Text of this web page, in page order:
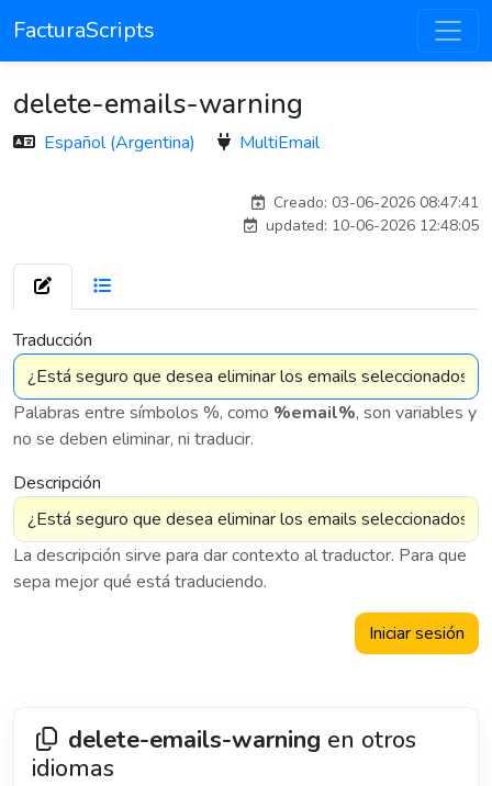
FacturaScripts
delete-emails-warning
Español (Argentina) MultiEmail
Creado: 03-06-2026 08:47:41
updated: 10-06-2026 12:48:05
Traducción
Palabras entre símbolos %, como %email%, son variables y
no se deben eliminar, ni traducir.
Descripción
La descripción sirve para dar contexto al traductor. Para que
sepa mejor qué está traduciendo.
Iniciar sesión
delete-emails-warning en otros
idiomas